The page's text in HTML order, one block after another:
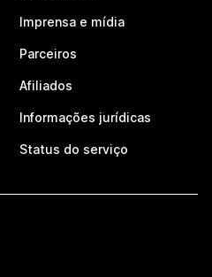
Imprensa e mídia
Parceiros
Afiliados
Informações jurídicas
Status do serviço